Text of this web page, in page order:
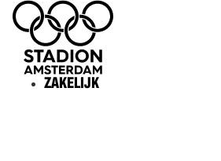
ZAKELIJK